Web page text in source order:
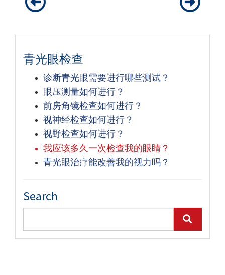
青光眼检查
诊断青光眼需要进行哪些测试？
眼压测量如何进行？
前房角镜检查如何进行？
视神经检查如何进行？
视野检查如何进行？
我应该多久一次检查我的眼睛？
青光眼治疗能改善我的视力吗？
Search